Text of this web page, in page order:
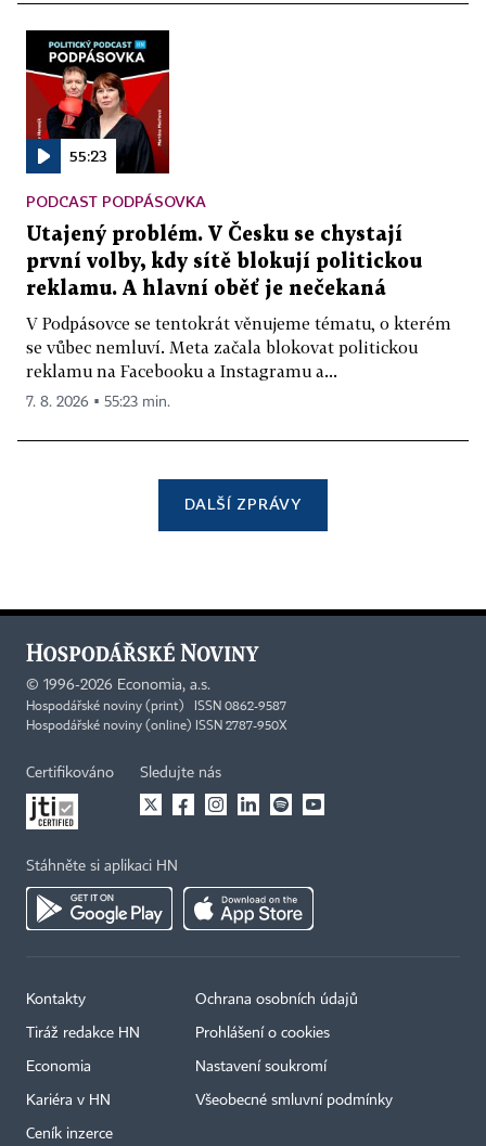
55:23
PODCAST PODPÁSOVKA
Utajený problém. V Česku se chystají
první volby, kdy sítě blokují politickou
reklamu. A hlavní oběť je nečekaná
V Podpásovce se tentokrát věnujeme tématu, o kterém
se vůbec nemluví. Meta začala blokovat politickou
reklamu na Facebooku a Instagramu a...
7. 8. 2026 ▪ 55:23 min.
DALŠÍ ZPRÁVY
© 1996-2026 Economia, a.s.
Hospodářské noviny (print) ISSN 0862-9587
Hospodářské noviny (online) ISSN 2787-950X
Certifikováno Sledujte nás
Stáhněte si aplikaci HN
Kontakty
Tiráž redakce HN
Economia
Kariéra v HN
Ceník inzerce
Ochrana osobních údajů
Prohlášení o cookies
Nastavení soukromí
Všeobecné smluvní podmínky